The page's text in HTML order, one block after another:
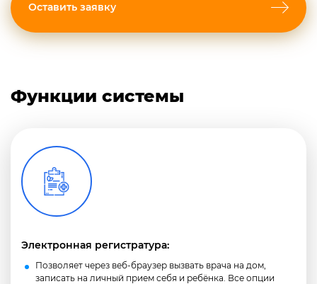
Оставить заявку
Функции системы
Электронная регистратура:
Позволяет через веб-браузер вызвать врача на дом,
записать на личный прием себя и ребёнка. Все опции